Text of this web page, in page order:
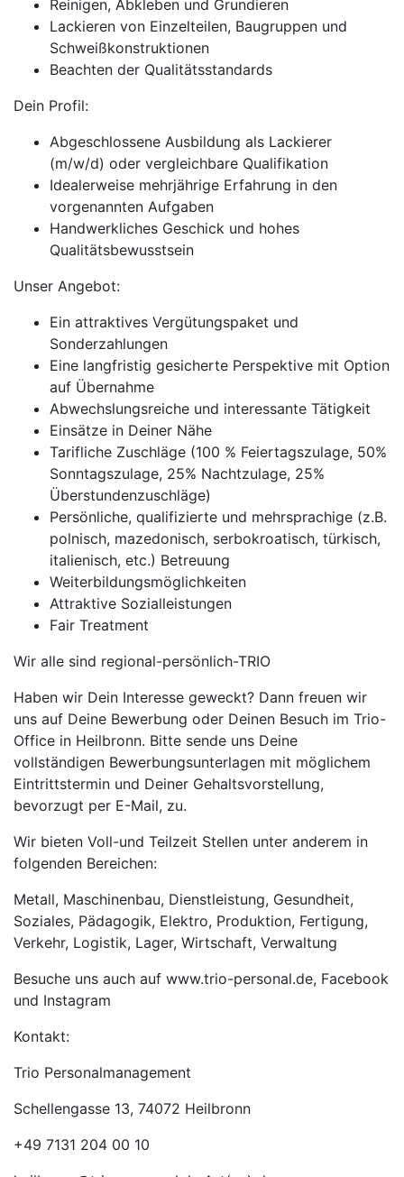
Reinigen, Abkleben und Grundieren
Lackieren von Einzelteilen, Baugruppen und
Schweißkonstruktionen
Beachten der Qualitätsstandards
Dein Profil:
Abgeschlossene Ausbildung als Lackierer
(m/w/d) oder vergleichbare Qualifikation
Idealerweise mehrjährige Erfahrung in den
vorgenannten Aufgaben
Handwerkliches Geschick und hohes
Qualitätsbewusstsein
Unser Angebot:
Ein attraktives Vergütungspaket und
Sonderzahlungen
Eine langfristig gesicherte Perspektive mit Option
auf Übernahme
Abwechslungsreiche und interessante Tätigkeit
Einsätze in Deiner Nähe
Tarifliche Zuschläge (100 % Feiertagszulage, 50%
Sonntagszulage, 25% Nachtzulage, 25%
Überstundenzuschläge)
Persönliche, qualifizierte und mehrsprachige (z.B.
polnisch, mazedonisch, serbokroatisch, türkisch,
italienisch, etc.) Betreuung
Weiterbildungsmöglichkeiten
Attraktive Sozialleistungen
Fair Treatment
Wir alle sind regional-persönlich-TRIO
Haben wir Dein Interesse geweckt? Dann freuen wir
uns auf Deine Bewerbung oder Deinen Besuch im Trio-
Office in Heilbronn. Bitte sende uns Deine
vollständigen Bewerbungsunterlagen mit möglichem
Eintrittstermin und Deiner Gehaltsvorstellung,
bevorzugt per E-Mail, zu.
Wir bieten Voll-und Teilzeit Stellen unter anderem in
folgenden Bereichen:
Metall, Maschinenbau, Dienstleistung, Gesundheit,
Soziales, Pädagogik, Elektro, Produktion, Fertigung,
Verkehr, Logistik, Lager, Wirtschaft, Verwaltung
Besuche uns auch auf www.trio-personal.de, Facebook
und Instagram
Kontakt:
Trio Personalmanagement
Schellengasse 13, 74072 Heilbronn
+49 7131 204 00 10